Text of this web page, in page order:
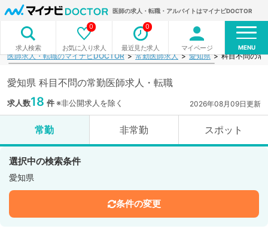
医師の求人・転職・アルバイトはマイナビDOCTOR
求人検索 お気に入り求人
0
最近見た求人
0
マイページ MENU
医師求人・転職のマイナビDOCTOR 常勤医師求人 愛知県 科目不問の常
愛知県 科目不問の常勤医師求人・転職
求人数18 件※非公開求人を除く 2026年08月09日更新
常勤 非常勤 スポット
選択中の検索条件
愛知県
条件の変更